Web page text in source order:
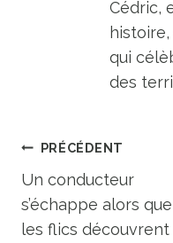
Cédric,
qui
des
Navigation
de
l’article
PRÉCÉDENT
Un conducteur
s’échappe alors que
les flics découvrent